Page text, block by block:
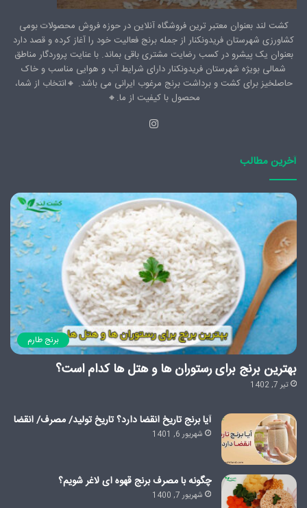
کشت لند بعنوان معتبر ترین فروشگاه آنلاین در حوزه فروش محصولات بومی
کشاورزی شهرستان فریدونکنار از جمله برنج فعالیت خود را آغاز کرده و قصد دارد
بعنوان یک پیشرو در کسب رضایت مشتری باقی بماند. با عنایت پروردگار مناطق
شمالی بویژه شهرستان فریدونکنار دارای شرایط آب و هوایی مناسب و خاک
حاصلخیز برای کشت و برداشت برنج مرغوب ایرانی می باشد. 🔸️انتخاب از شما،
محصول با کیفیت از ما.🔸️
آخرین مطالب
برنج طارم
بهترین برنج برای رستوران ها و هتل ها کدام است؟
تیر 7, 1402
آیا برنج تاریخ انقضا دارد؟ تاریخ تولید/ مصرف/ انقضا
شهریور 6, 1401
چگونه با مصرف برنج قهوه ای لاغر شویم؟
شهریور 7, 1400